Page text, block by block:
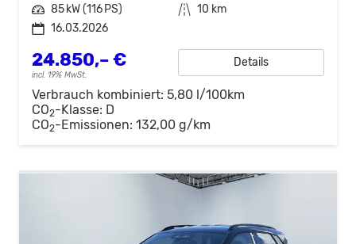
Leistung 85 kW (116 PS) Kilometerstand 10 km
16.03.2026
24.850,– €
incl. 19% MwSt.
Details
Verbrauch kombiniert: 5,80 l/100km
CO2-Klasse: D
CO2-Emissionen: 132,00 g/km